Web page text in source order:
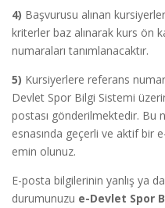
4) Başvurusu alınan
kriterler baz alınarak kurs ön
numaraları tanımlanacaktır.
5) Kursiyerlere referans
Devlet Spor Bilgi Sistemi
postası gönderilmektedir. Bu
esnasında geçerli ve aktif bir
emin olunuz.
E-posta bilgilerinin yanlış ya
durumunuzu e-Devlet Spor